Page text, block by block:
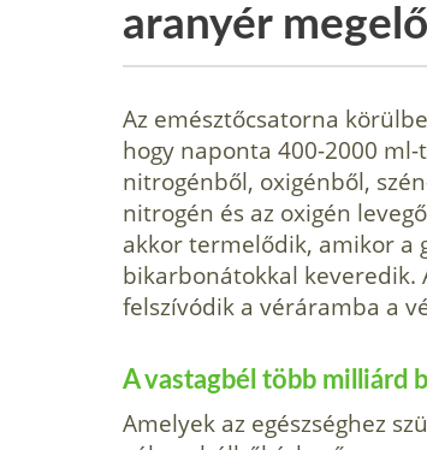
aranyér
Az emésztőcsatorna
hogy naponta 400-2000 ml-
nitrogénből, oxigénből,
nitrogén és az oxigén
ak­kor termelődik, amikor a
bikarbonátokkal keveredik.
felszívódik a véráramba a
A vastagbél több milliárd
Amelyek az egészséghez